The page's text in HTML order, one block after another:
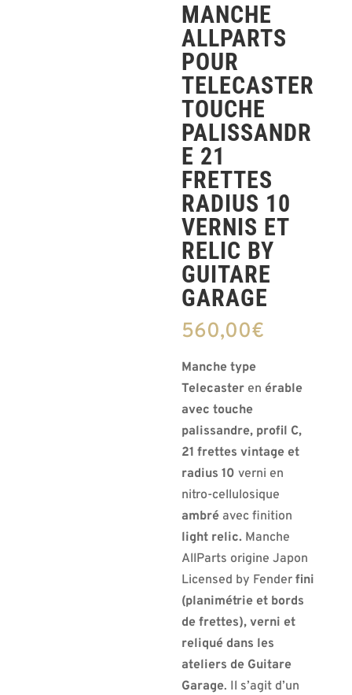
MANCHE
ALLPARTS
POUR
TELECASTER
TOUCHE
PALISSANDR
E 21
FRETTES
RADIUS 10
VERNIS ET
RELIC BY
GUITARE
GARAGE
560,00€
Manche type
Telecaster en érable
avec touche
palissandre, profil C,
21 frettes vintage et
radius 10 verni en
nitro-cellulosique
ambré avec finition
light relic. Manche
AllParts origine Japon
Licensed by Fenderfini
(planimétrie et bords
de frettes), verni et
reliqué dans les
ateliers de Guitare
Garage. Il s’agit d’un